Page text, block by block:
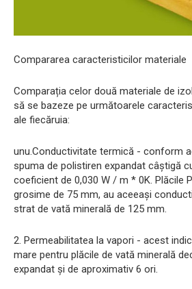
Compararea caracteristicilor materiale
Comparația celor două materiale de
să se bazeze pe următoarele
ale fiecăruia:
unu.Conductivitate termică - conform
spuma de polistiren expandat câștigă
coeficient de 0,030 W / m * 0K. Plăcile
grosime de 75 mm, au aceeași
strat de vată minerală de 125 mm.
2. Permeabilitatea la vapori - acest
mare pentru plăcile de vată minerală
expandat și de aproximativ 6 ori.